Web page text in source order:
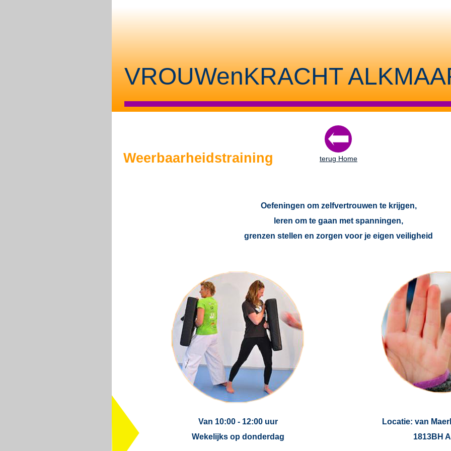
VROUWenKRACHT
Weerbaarheidstraining terug Home
Oefeningen om zelfvertrouwen te krijgen,
leren om te gaan met spanningen,
grenzen stellen en zorgen voor je eigen veiligheid
Van 10:00 - 12:00 uur
Wekelijks op donderdag
Locatie: van
1813BH